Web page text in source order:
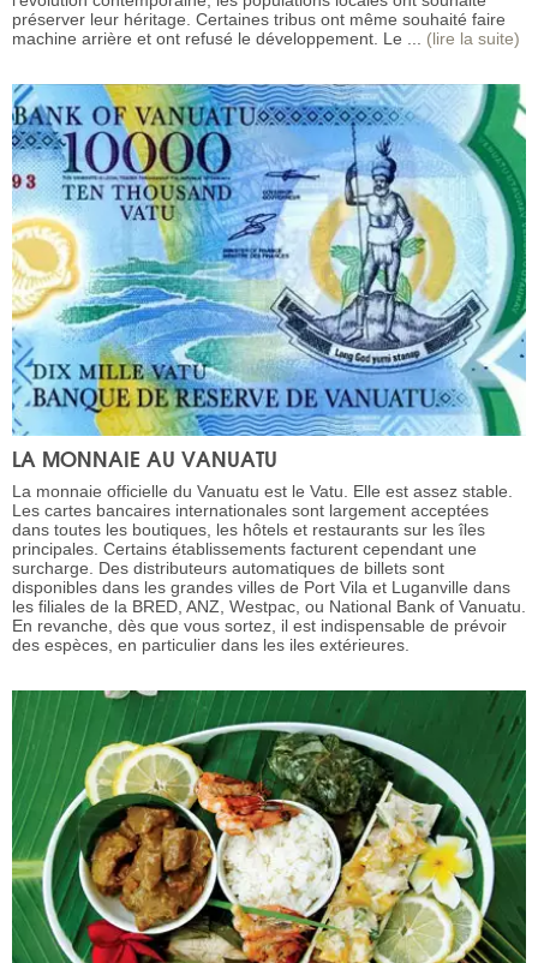
préserver leur héritage. Certaines tribus ont même souhaité faire
machine arrière et ont refusé le développement. Le ... (lire la suite)
LA MONNAIE AU VANUATU
La monnaie officielle du Vanuatu est le Vatu. Elle est assez stable.
Les cartes bancaires internationales sont largement acceptées
dans toutes les boutiques, les hôtels et restaurants sur les îles
principales. Certains établissements facturent cependant une
surcharge. Des distributeurs automatiques de billets sont
disponibles dans les grandes villes de Port Vila et Luganville dans
les filiales de la BRED, ANZ, Westpac, ou National Bank of Vanuatu.
En revanche, dès que vous sortez, il est indispensable de prévoir
des espèces, en particulier dans les iles extérieures.